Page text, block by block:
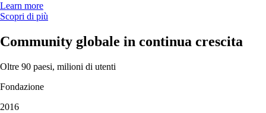
Learn more
Scopri di più
Community globale in continua crescita
Oltre 90 paesi, milioni di utenti
Fondazione
2016